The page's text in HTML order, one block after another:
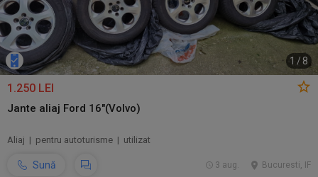
1 / 8
1.250 LEI
Jante aliaj Ford 16"(Volvo)
Aliaj | pentru autoturisme | utilizat
Sună Bucuresti, IF
3 aug.